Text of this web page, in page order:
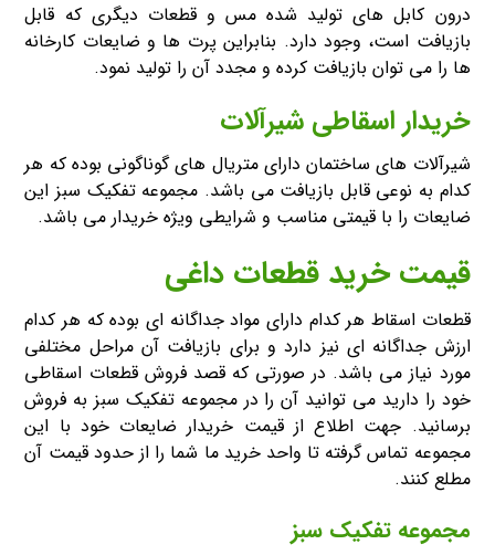
درون کابل های تولید شده مس و قطعات دیگری که قابل
بازیافت است، وجود دارد. بنابراین پرت ها و ضایعات کارخانه
ها را می توان بازیافت کرده و مجدد آن را تولید نمود.
خریدار اسقاطی شیرآلات
شیرآلات های ساختمان دارای متریال های گوناگونی بوده که هر
کدام به نوعی قابل بازیافت می باشد. مجموعه تفکیک سبز این
ضایعات را با قیمتی مناسب و شرایطی ویژه خریدار می باشد.
قیمت خرید قطعات داغی
قطعات اسقاط هر کدام دارای مواد جداگانه ای بوده که هر کدام
ارزش جداگانه ای نیز دارد و برای بازیافت آن مراحل مختلفی
مورد نیاز می باشد. در صورتی که قصد فروش قطعات اسقاطی
خود را دارید می توانید آن را در مجموعه تفکیک سبز به فروش
برسانید. جهت اطلاع از قیمت خریدار ضایعات خود با این
مجموعه تماس گرفته تا واحد خرید ما شما را از حدود قیمت آن
مطلع کنند.
مجموعه تفکیک سبز